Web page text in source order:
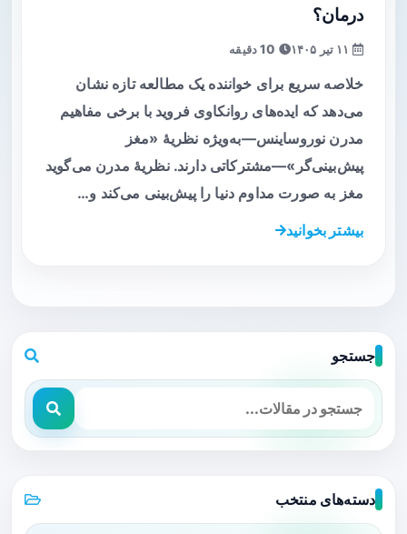
درمان؟
خلاصه سریع برای خواننده یک مطالعه تازه نشان
می‌دهد که ایده‌های روانکاوی فروید با برخی مفاهیم
مدرن نوروساینس—به‌ویژه نظریهٔ «مغز
پیش‌بینی‌گر»—مشترکاتی دارند. نظریهٔ مدرن می‌گوید
مغز به صورت مداوم دنیا را پیش‌بینی می‌کند و…
بیشتر بخوانید
جستجو
دسته‌های منتخب